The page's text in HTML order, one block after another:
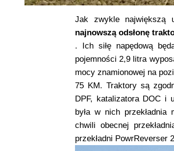
Jak zwykle największą
najnowszą odsłonę
. Ich siłę napędową
pojemności 2,9 litra
mocy znamionowej na
75 KM. Traktory są
DPF, katalizatora DOC i
była w nich
chwili obecnej
przekładni PowrReverser